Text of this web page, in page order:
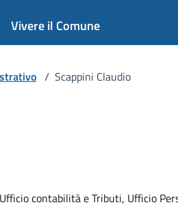
Vivere il Comune
/ Scappini Claudio
contabilità e Tributi, Ufficio